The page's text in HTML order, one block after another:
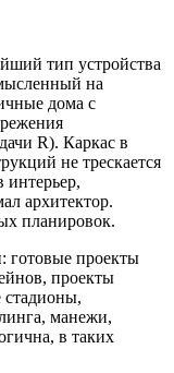
тип устройства
на
дома с
R). Каркас в
не трескается
интерьер,
архитектор.
планировок.
: готовые проекты
проекты
стадионы,
манежи,
в таких